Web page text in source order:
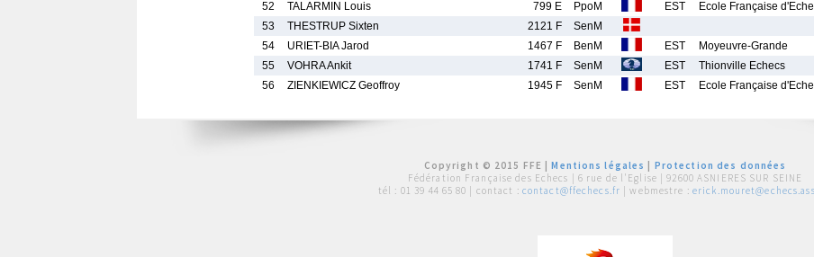
52
TALARMIN Louis 799 E PpoM EST
Ecole Française
53
THESTRUP Sixten 2121 F
SenM
54
URIET-BIA Jarod 1467 F BenM EST
Moyeuvre-Grande
55
VOHRA Ankit 1741 F SenM EST
Thionville Echecs
56
ZIENKIEWICZ Geoffroy 1945 F SenM EST Ecole Française
Copyright © 2015 FFE |Mentions légales
Protection des données
Fédération Française des Echecs | 6 rue de l'Eglise | 92600 ASNIERES SUR SEINE
tél : 01 39 44 65 80 | contact : contact@ffechecs.fr | webmestre :